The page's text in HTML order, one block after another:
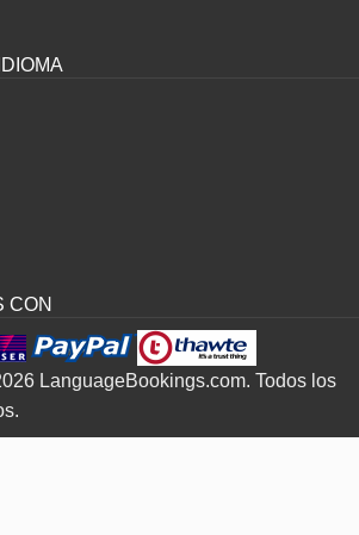
CON
LanguageBookings.com. Todos los